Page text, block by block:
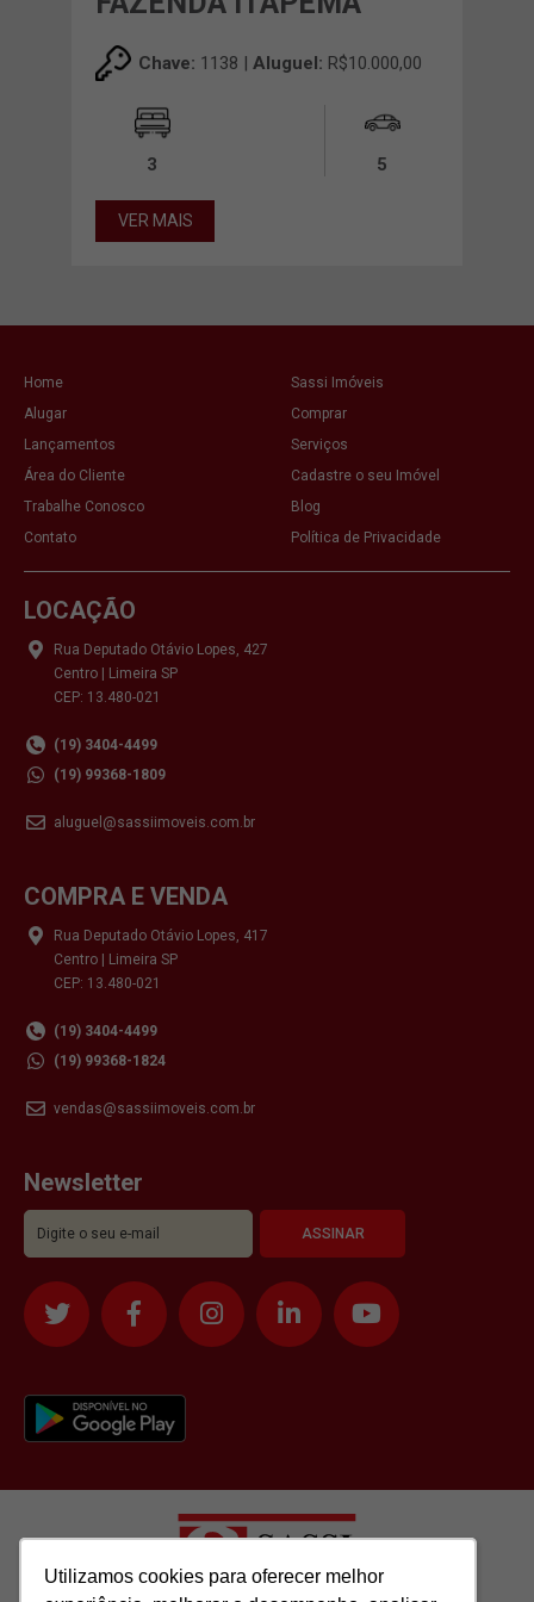
Utilizamos cookies para oferecer melhor
Utilizamos cookies para oferecer melhor
Chave: 1138 | Aluguel: R$10.000,00
3 5
VER MAIS
Home
Sassi Imóveis
Alugar
Comprar
Lançamentos
Serviços
Área do Cliente
Cadastre o seu Imóvel
Trabalhe Conosco
Blog
Contato
Política de Privacidade
LOCAÇÃO
Rua Deputado Otávio Lopes, 427
Centro | Limeira SP
CEP: 13.480-021
(19) 3404-4499
(19) 99368-1809
aluguel@sassiimoveis.com.br
COMPRA E VENDA
Rua Deputado Otávio Lopes, 417
Centro | Limeira SP
CEP: 13.480-021
(19) 3404-4499
(19) 99368-1824
vendas@sassiimoveis.com.br
Newsletter